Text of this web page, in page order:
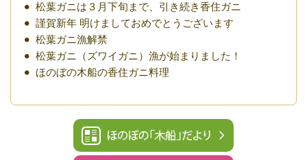
松葉ガニは３月下旬まで、引き続き香住ガニ
謹賀新年 明けましておめでとうございます
松葉ガニ漁解禁
松葉ガニ（ズワイガニ）漁が始まりました！
ほのぼの木船の香住ガニ料理